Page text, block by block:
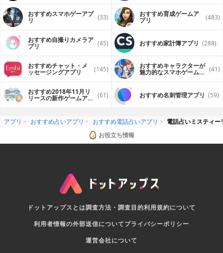
おすすめスマホゲーアプ
リ (33) おすすめ育成ゲームア
プリ (483)
おすすめ自撮りカメラア
プリ (45) おすすめ家計簿アプリ (288)
おすすめチャット・メ
ッセージングアプリ (145) おすすめキャラクターが
魅力的なスマホゲームア (41)
おすすめ2018年11月リ
リースの新作ゲームアプ (61) おすすめ名刺管理アプリ (59)
アプリ おすすめ占いアプリ おすすめ電話占いアプリ
電話占いミスティー
お役立ち情報
ドットアップスとは調査方法・調査目的利用規約について
利用者情報の外部送信についてプライバシーポリシー
運営会社について